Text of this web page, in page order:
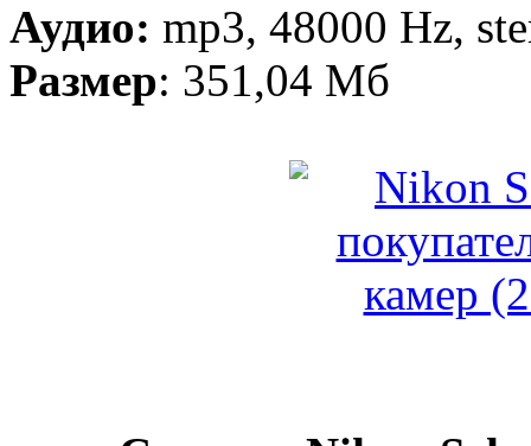
Аудио: mp3, 48000 Hz,
Размер: 351,04 Мб